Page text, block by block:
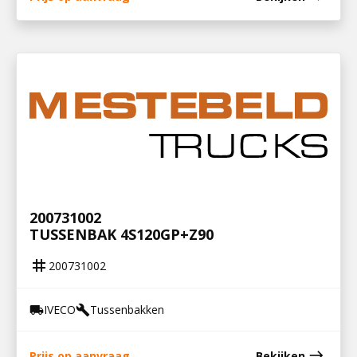
200731002
TUSSENBAK 4S120GP+Z90
tag 200731002
local_shippingIVECObuildTussenbakken